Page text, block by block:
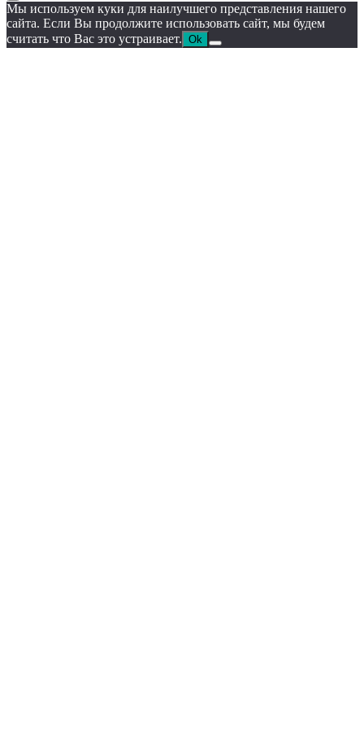
Мы используем куки для наилучшего представления нашего
сайта. Если Вы продолжите использовать сайт, мы будем
считать что Вас это устраивает. Ok